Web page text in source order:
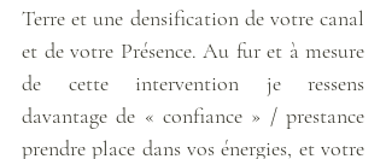
Terre et une densification de votre canal
et de votre Présence. Au fur et à mesure
de cette intervention je ressens
davantage de « confiance » / prestance
prendre place dans vos énergies, et votre